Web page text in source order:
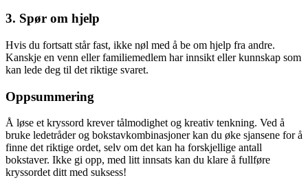
3. Spør om hjelp
Hvis du fortsatt står fast, ikke nøl med å be om hjelp fra andre.
Kanskje en venn eller familiemedlem har innsikt eller kunnskap som
kan lede deg til det riktige svaret.
Oppsummering
Å løse et kryssord krever tålmodighet og kreativ tenkning. Ved å
bruke ledetråder og bokstavkombinasjoner kan du øke sjansene for å
finne det riktige ordet, selv om det kan ha forskjellige antall
bokstaver. Ikke gi opp, med litt innsats kan du klare å fullføre
kryssordet ditt med suksess!